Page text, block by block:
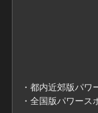
このコミュニテ
外にもお楽しみ
限りです。強制
夢源樹店主松居
・都内近郊版パワ
・全国版パワース